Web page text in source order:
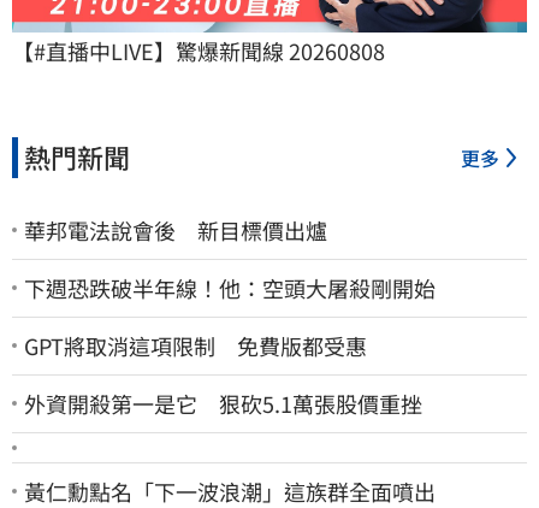
【#直播中LIVE】驚爆新聞線 20260808
熱門新聞 更多
華邦電法說會後 新目標價出爐
下週恐跌破半年線！他：空頭大屠殺剛開始
GPT將取消這項限制 免費版都受惠
外資開殺第一是它 狠砍5.1萬張股價重挫
黃仁勳點名「下一波浪潮」這族群全面噴出